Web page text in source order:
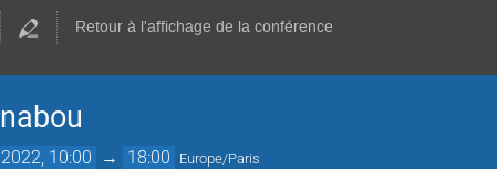
Retour à l'affichage de la conférence
10:00 → 18:00 Europe/Paris